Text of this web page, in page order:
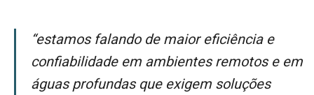
“Estamos falando de maior eficiência e
confiabilidade em ambientes remotos e em
águas profundas que exigem soluções